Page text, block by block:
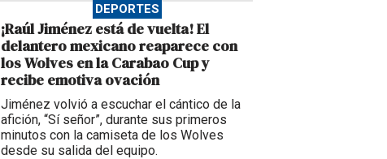
DEPORTES
¡Raúl Jiménez está de vuelta! El
delantero mexicano reaparece con
los Wolves en la Carabao Cup y
recibe emotiva ovación
Jiménez volvió a escuchar el cántico de la
afición, “Sí señor”, durante sus primeros
minutos con la camiseta de los Wolves
desde su salida del equipo.